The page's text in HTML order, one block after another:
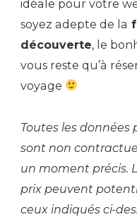
idéale pour votre
soyez adepte de la
découverte, le
vous reste qu’à
voyage
Toutes les
sont non
un moment précis.
prix peuvent
ceux indiqués ci-